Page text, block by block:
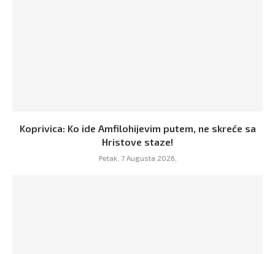
Koprivica: Ko ide Amfilohijevim putem, ne skreće sa
Hristove staze!
Petak, 7 Augusta 2026,